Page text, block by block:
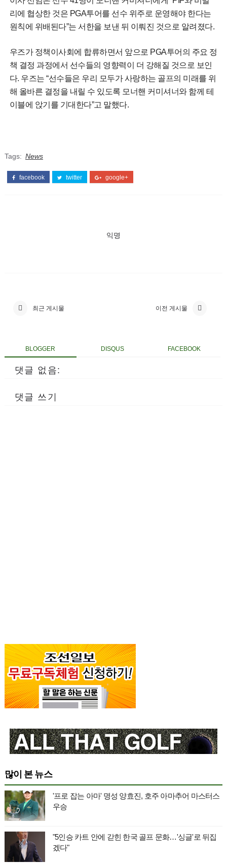
리에 협상한 것은 PGA투어를 선수 위주로 운영해야 한다는
원칙에 위배된다”는 서한을 보낸 뒤 이뤄진 것으로 알려졌다.
우즈가 정책이사회에 합류하면서 앞으로 PGA투어의 주요 정
책 결정 과정에서 선수들의 영향력이 더 강해질 것으로 보인
다. 우즈는 “선수들은 우리 모두가 사랑하는 골프의 미래를 위
해 올바른 결정을 내릴 수 있도록 모너핸 커미셔너와 함께 테
이블에 앉기를 기대한다”고 말했다.
Tags: News
facebook twitter google+
익명
최근 게시물 이전 게시물
BLOGGER DISQUS FACEBOOK
댓글 없음:
댓글 쓰기
많이 본 뉴스
'프로 잡는 아마' 명성 양효진, 호주 아마추어 마스터스
우승
"5인승 카트 안에 갇힌 한국 골프 문화…'싱글'로 뒤집
겠다"